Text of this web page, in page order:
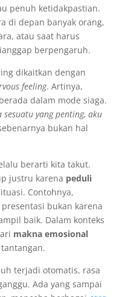
penuh ketidakpastian.
di depan banyak orang,
atau saat harus
berpengaruh.
dikaitkan dengan
feeling. Artinya,
dalam mode siaga.
sesuatu yang penting, aku
bukan hal
berarti kita takut.
justru karena peduli
Contohnya,
bukan karena
baik. Dalam konteks
makna emosional
terjadi otomatis, rasa
Ada yang sampai